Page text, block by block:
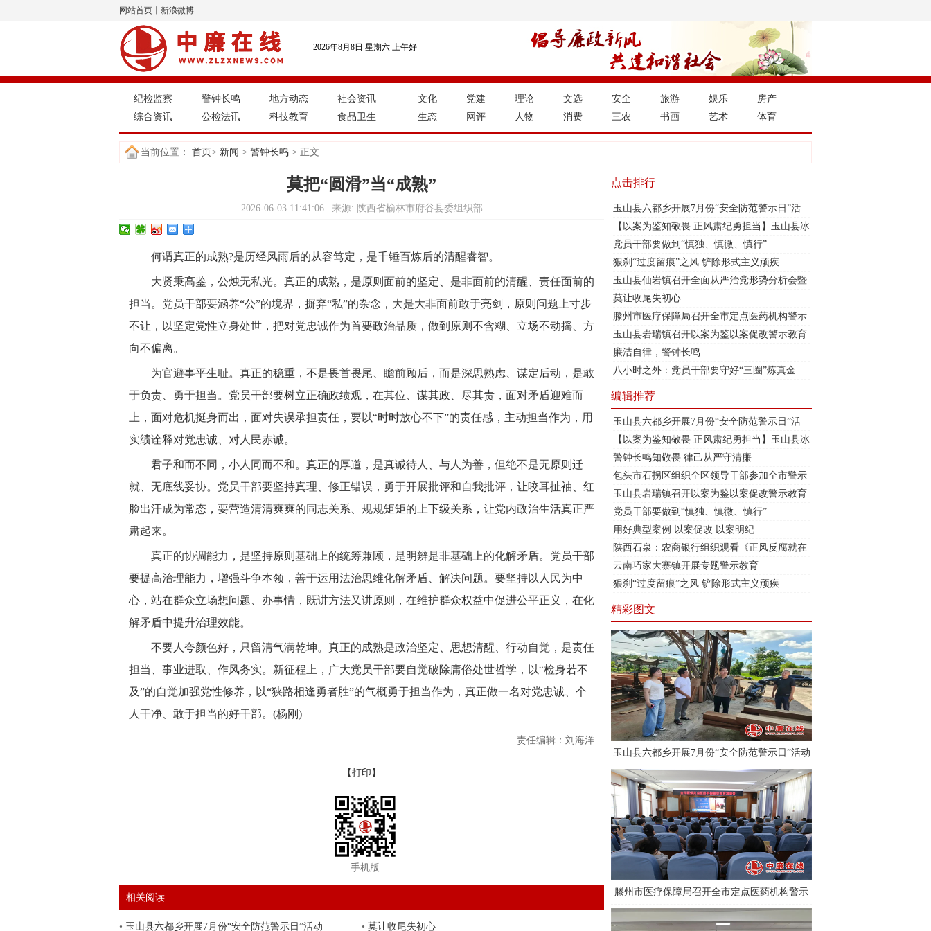
网站首页 新浪微博
2026年8月8日 星期六 上午好
纪检监察 警钟长鸣 地方动态
社会资讯
综合资讯
公检法讯 科技教育 食品卫生
文化 党建 理论 文选 安全 旅游 娱乐
房产
生态
网评 人物 消费 三农 书画 艺术 体育
当前位置： 首页> 新闻 > 警钟长鸣 > 正文
莫把“圆滑”当“成熟”
2026-06-03 11:41:06 | 来源: 陕西省榆林市府谷县委组织部
何谓真正的成熟?是历经风雨后的从容笃定，是千锤百炼后的清醒睿智。
大贤秉高鉴，公烛无私光。真正的成熟，是原则面前的坚定、是非面前的清醒、责任面前的
担当。党员干部要涵养“公”的境界，摒弃“私”的杂念，大是大非面前敢于亮剑，原则问题上寸步
不让，以坚定党性立身处世，把对党忠诚作为首要政治品质，做到原则不含糊、立场不动摇、方
向不偏离。
为官避事平生耻。真正的稳重，不是畏首畏尾、瞻前顾后，而是深思熟虑、谋定后动，是敢
于负责、勇于担当。党员干部要树立正确政绩观，在其位、谋其政、尽其责，面对矛盾迎难而
上，面对危机挺身而出，面对失误承担责任，要以“时时放心不下”的责任感，主动担当作为，用
实绩诠释对党忠诚、对人民赤诚。
君子和而不同，小人同而不和。真正的厚道，是真诚待人、与人为善，但绝不是无原则迁
就、无底线妥协。党员干部要坚持真理、修正错误，勇于开展批评和自我批评，让咬耳扯袖、红
脸出汗成为常态，要营造清清爽爽的同志关系、规规矩矩的上下级关系，让党内政治生活真正严
肃起来。
真正的协调能力，是坚持原则基础上的统筹兼顾，是明辨是非基础上的化解矛盾。党员干部
要提高治理能力，增强斗争本领，善于运用法治思维化解矛盾、解决问题。要坚持以人民为中
心，站在群众立场想问题、办事情，既讲方法又讲原则，在维护群众权益中促进公平正义，在化
解矛盾中提升治理效能。
不要人夸颜色好，只留清气满乾坤。真正的成熟是政治坚定、思想清醒、行动自觉，是责任
担当、事业进取、作风务实。新征程上，广大党员干部要自觉破除庸俗处世哲学，以“检身若不
及”的自觉加强党性修养，以“狭路相逢勇者胜”的气概勇于担当作为，真正做一名对党忠诚、个
人干净、敢于担当的好干部。(杨刚)
责任编辑：刘海洋
【打印】
手机版
相关阅读
• 玉山县六都乡开展7月份“安全防范警示日”活动 • 莫让收尾失初心
点击排行
玉山县六都乡开展7月份“安全防范警示日”活
动
【以案为鉴知敬畏 正风肃纪勇担当】玉山县冰
溪街道召开警示教育大会
党员干部要做到“慎独、慎微、慎行”
狠刹“过度留痕”之风 铲除形式主义顽疾
玉山县仙岩镇召开全面从严治党形势分析会暨
警示教育活动
莫让收尾失初心
滕州市医疗保障局召开全市定点医药机构警示
教育培训会
玉山县岩瑞镇召开以案为鉴以案促改警示教育
大会
廉洁自律，警钟长鸣
八小时之外：党员干部要守好“三圈”炼真金
编辑推荐
玉山县六都乡开展7月份“安全防范警示日”活
动
【以案为鉴知敬畏 正风肃纪勇担当】玉山县冰
溪街道召开警示教育大会
警钟长鸣知敬畏 律己从严守清廉
包头市石拐区组织全区领导干部参加全市警示
教育大会
玉山县岩瑞镇召开以案为鉴以案促改警示教育
大会
党员干部要做到“慎独、慎微、慎行”
用好典型案例 以案促改 以案明纪
陕西石泉：农商银行组织观看《正风反腐就在
身边》专题警示教育片
云南巧家大寨镇开展专题警示教育
狠刹“过度留痕”之风 铲除形式主义顽疾
精彩图文
玉山县六都乡开展7月份“安全防范警示日”活动
滕州市医疗保障局召开全市定点医药机构警示
教育培训会